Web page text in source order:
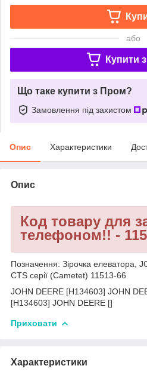
або
Купити з
Що таке купити з Пром?
Замовлення під захистом
Опис Характеристики
Опис
Код товару для
телефоном!! -
Позначення: Зірочка елеватора,
CTS серії (Cametet) 11513-66
JOHN DEERE [H134603] JOHN
[H134603] JOHN DEERE []
Приховати
Характеристики